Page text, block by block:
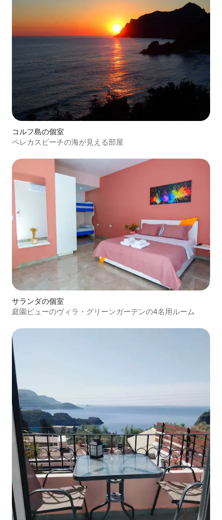
コルフ島の個室
ペレカスビーチの海が見える部屋
サランダの個室
庭園ビューのヴィラ・グリーンガーデンの4名用ルーム